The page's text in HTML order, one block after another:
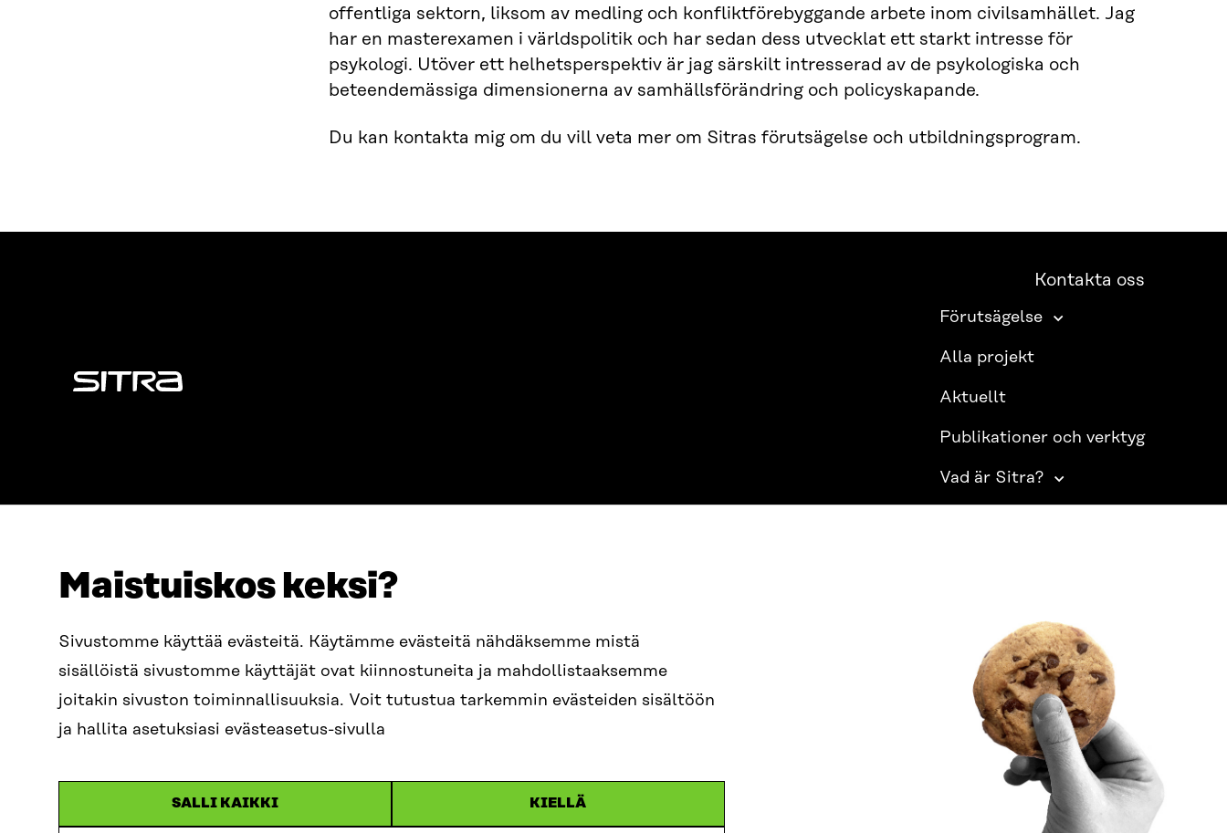
Maistuiskos keksi?
Sivustomme käyttää evästeitä. Käytämme evästeitä nähdäksemme mistä
sisällöistä sivustomme käyttäjät ovat kiinnostuneita ja mahdollistaaksemme
joitakin sivuston toiminnallisuuksia. Voit tutustua tarkemmin evästeiden sisältöön
ja hallita asetuksiasi evästeasetus-sivulla
SALLI KAIKKI KIELLÄ
offentliga sektorn, liksom av medling och konfliktförebyggande arbete inom civilsamhället. Jag
har en masterexamen i världspolitik och har sedan dess utvecklat ett starkt intresse för
psykologi. Utöver ett helhetsperspektiv är jag särskilt intresserad av de psykologiska och
beteendemässiga dimensionerna av samhällsförändring och policyskapande.
Du kan kontakta mig om du vill veta mer om Sitras förutsägelse och utbildningsprogram.
Sitra
Kontakta oss
Förutsägelse
Alla projekt
Aktuellt
Publikationer och verktyg
Vad är Sitra?
00181 Helsingfors
Ankomstinstruktioner
FÖRETAGS-ID
0202132-3
E-POST
sitra@sitra.fi
fornamn.efternamn@sitra.fi